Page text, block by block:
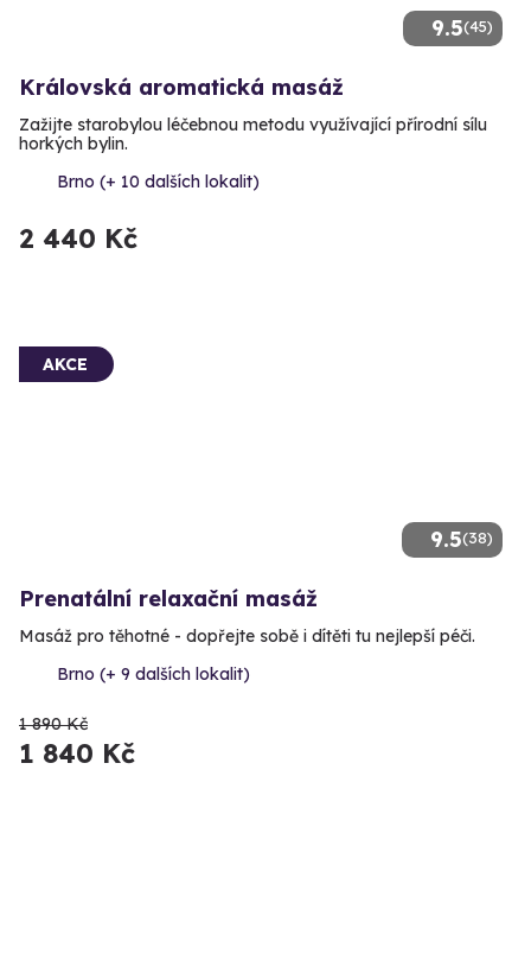
9.5(45)
Královská aromatická masáž
Zažijte starobylou léčebnou metodu využívající přírodní sílu
horkých bylin.
Brno (+ 10 dalších lokalit)
2 440 Kč
9.5(38)
AKCE
Prenatální relaxační masáž
Masáž pro těhotné - dopřejte sobě i dítěti tu nejlepší péči.
Brno (+ 9 dalších lokalit)
1 890 Kč
1 840 Kč